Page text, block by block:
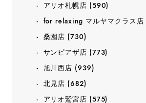
アリオ札幌店 (590)
for relaxing マルヤマクラス店
桑園店 (730)
サンピアザ店 (773)
旭川西店 (939)
北見店 (682)
アリオ鷲宮店 (575)